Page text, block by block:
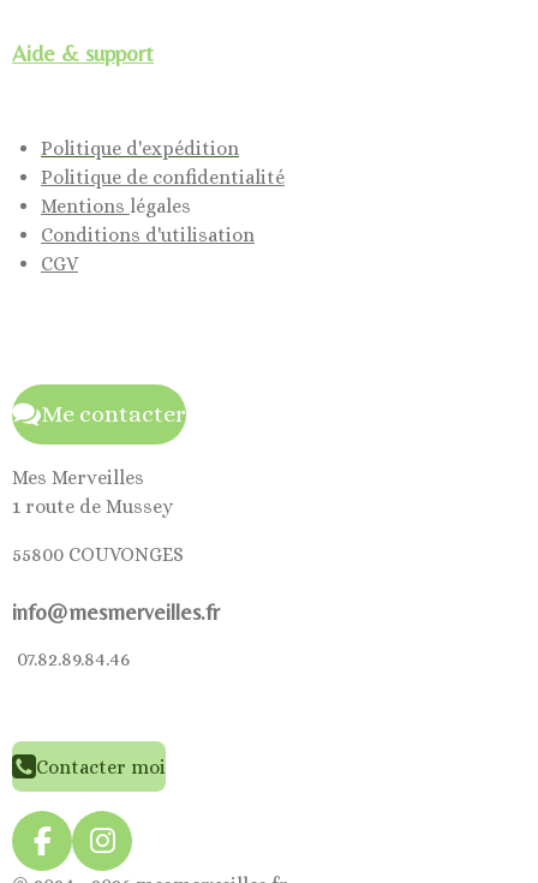
Aide & support
Politique d'expédition
Politique de confidentialité
Mentions légales
Conditions d'utilisation
CGV
Me contacter
Mes Merveilles
1 route de Mussey
55800 COUVONGES
info@mesmerveilles.fr
07.82.89.84.46
Contacter moi
F
I